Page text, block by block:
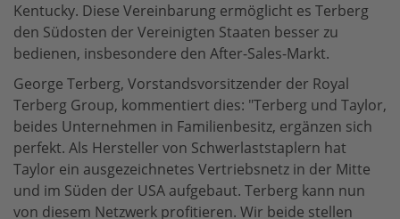
Kentucky. Diese Vereinbarung ermöglicht es Terberg
den Südosten der Vereinigten Staaten besser zu
bedienen, insbesondere den After-Sales-Markt.
George Terberg, Vorstandsvorsitzender der Royal
Terberg Group, kommentiert dies: "Terberg und Taylor,
beides Unternehmen in Familienbesitz, ergänzen sich
perfekt. Als Hersteller von Schwerlaststaplern hat
Taylor ein ausgezeichnetes Vertriebsnetz in der Mitte
und im Süden der USA aufgebaut. Terberg kann nun
von diesem Netzwerk profitieren. Wir beide stellen